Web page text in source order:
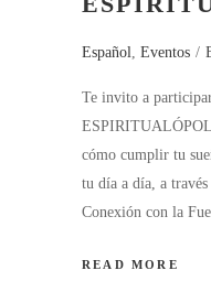
Español, Eventos
Te invito a
cómo cumplir tu
tu día a día, a
Conexión con la
READ MORE